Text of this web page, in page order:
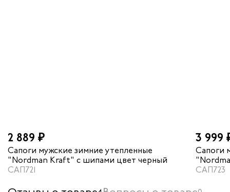
2 889 ₽
Сапоги мужские зимние утепленные
"Nordman Kraft" с шипами цвет черный
САП721
3 999
Сапоги
САП723